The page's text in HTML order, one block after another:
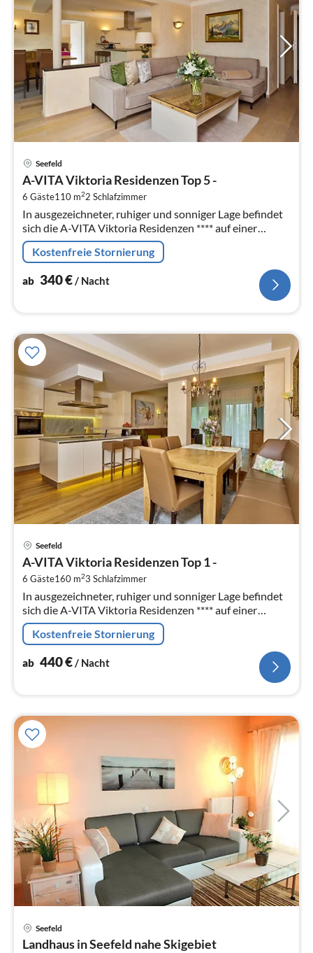
Seefeld
A-VITA Viktoria Residenzen Top 5 -
6 Gäste110 m22 Schlafzimmer
In ausgezeichneter, ruhiger und sonniger Lage befindet
sich die A-VITA Viktoria Residenzen **** auf einer
kleinen Anhöhe nahe der Fussgängerzone und
Ortszentrum.
Kostenfreie Stornierung
ab 340€/ Nacht
Seefeld
A-VITA Viktoria Residenzen Top 1 -
6 Gäste160 m23 Schlafzimmer
In ausgezeichneter, ruhiger und sonniger Lage befindet
sich die A-VITA Viktoria Residenzen **** auf einer
kleinen Anhöhe nahe der Fussgängerzone und
Ortszentrum.
Kostenfreie Stornierung
ab 440€/ Nacht
Seefeld
Landhaus in Seefeld nahe Skigebiet